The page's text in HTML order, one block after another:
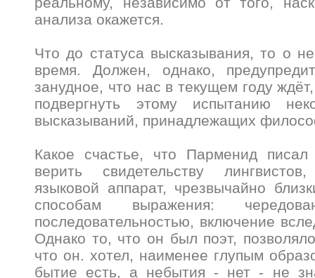
анализа окажется.
Что до статуса высказывания, то о
время. Должен, однако,
занудное, что нас в текущем году
подвергнуть этому испытанию
высказываний, принадлежащих
Какое счастье, что Парменид
верить свидетельству
языковой аппарат, чрезвычайно
способам выражения:
последовательностью, включение
Однако то, что он был поэт,
что он. хотел, наименее глупым
бытие есть, а небытия - нет - не